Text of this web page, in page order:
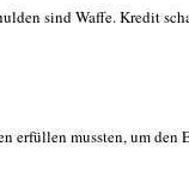
sind Waffe. Kredit
erfüllen mussten, um den